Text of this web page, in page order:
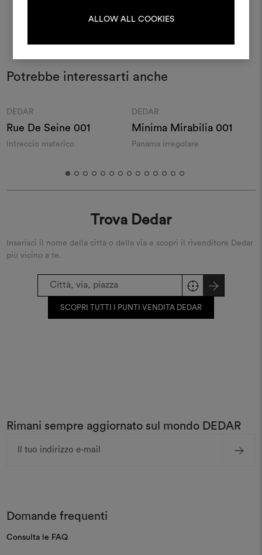
ALLOW ALL COOKIES
Potrebbe interessarti anche
DEDAR
Rue De Seine 001
Intreccio materico
DEDAR
Minima Mirabilia 001
Panama irregolare
Trova Dedar
Inserisci il nome della città o della via e scopri il rivenditore Dedar
più vicino a te.
SCOPRI TUTTI I PUNTI VENDITA DEDAR
Rimani sempre aggiornato sul mondo DEDAR
Domande frequenti
Consulta le FAQ
REGISTRATI